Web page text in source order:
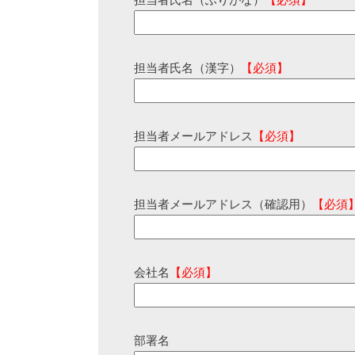
担当者氏名（漢字） 【必須】
担当者メールアドレス 【必須】
担当者メールアドレス（確認用） 【必須
会社名 【必須】
部署名